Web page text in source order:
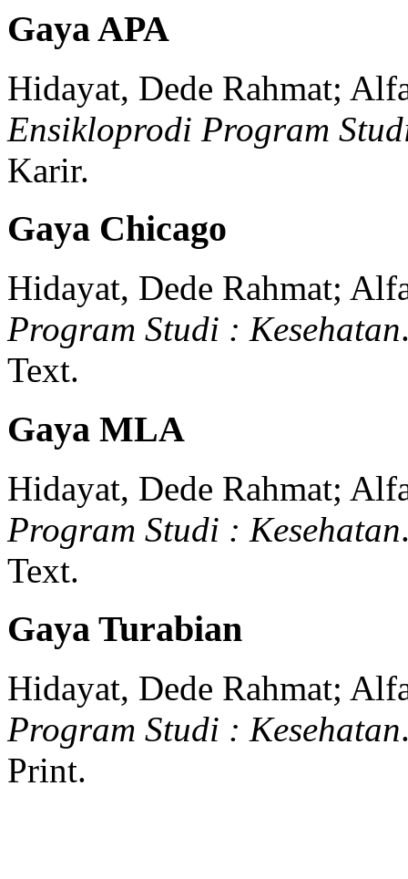
Gaya APA
Hidayat, Dede Rahmat;
Ensikloprodi Program
Karir.
Gaya Chicago
Hidayat, Dede Rahmat;
Program Studi : Kesehatan
Text.
Gaya MLA
Hidayat, Dede Rahmat;
Program Studi : Kesehatan
Text.
Gaya Turabian
Hidayat, Dede Rahmat;
Program Studi : Kesehatan
Print.